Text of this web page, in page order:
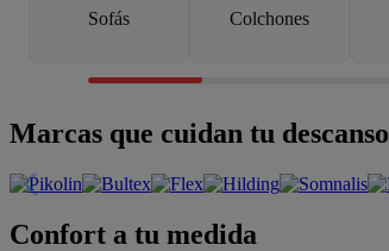
Sofás Colchones
Marcas que cuidan tu descanso
Confort a tu medida